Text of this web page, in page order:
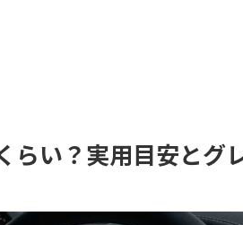
らい？実用目安とグ